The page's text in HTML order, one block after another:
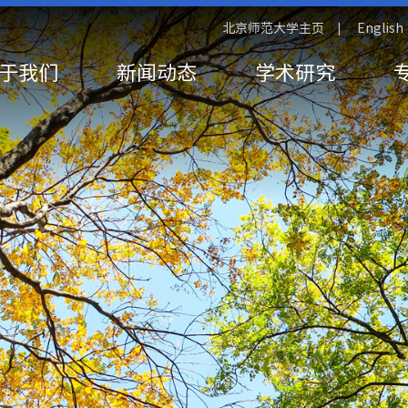
北京师范大学主页 | English
我们 新闻动态 学术研究